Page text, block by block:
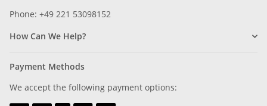
Phone: +49 221 53098152
How Can We Help?
Payment Methods
We accept the following payment options: